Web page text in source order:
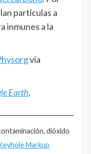
partículas a
inmunes a la
vía
Earth.
dióxido
Markup